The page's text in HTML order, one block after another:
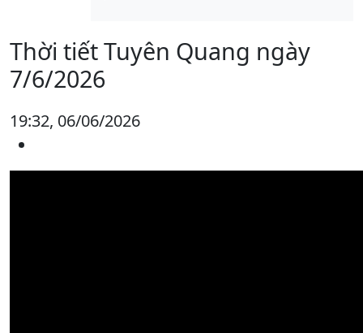
Thời tiết Tuyên Quang ngày
7/6/2026
19:32, 06/06/2026